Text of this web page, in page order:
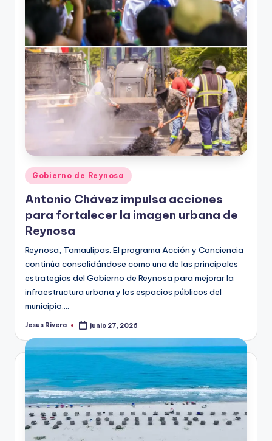
Publicado
en
Gobierno de Reynosa
Antonio Chávez impulsa acciones
para fortalecer la imagen urbana de
Reynosa
Reynosa, Tamaulipas. El programa Acción y Conciencia
continúa consolidándose como una de las principales
estrategias del Gobierno de Reynosa para mejorar la
infraestructura urbana y los espacios públicos del
municipio.…
Publicado
Jesus Rivera junio 27, 2026